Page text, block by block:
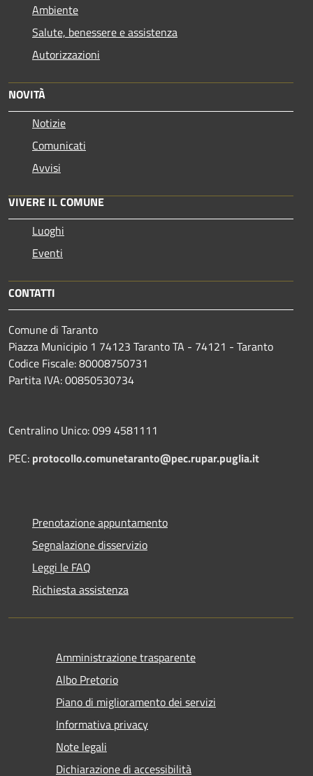
Ambiente
Salute, benessere e assistenza
Autorizzazioni
NOVITÀ
Notizie
Comunicati
Avvisi
VIVERE IL COMUNE
Luoghi
Eventi
CONTATTI
Comune di Taranto
Piazza Municipio 1 74123 Taranto TA - 74121 - Taranto
Codice Fiscale: 80008750731
Partita IVA: 00850530734
Centralino Unico: 099 4581111
PEC: protocollo.comunetaranto@pec.rupar.puglia.it
Prenotazione appuntamento
Segnalazione disservizio
Leggi le FAQ
Richiesta assistenza
Amministrazione trasparente
Albo Pretorio
Piano di miglioramento dei servizi
Informativa privacy
Note legali
Dichiarazione di accessibilità